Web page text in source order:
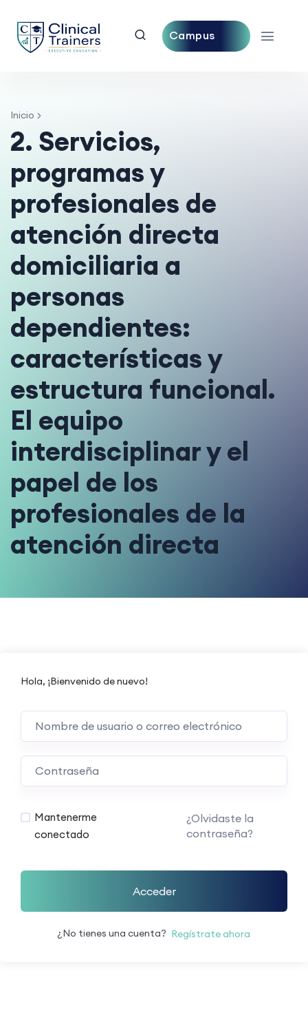
Campus
Inicio
2. Servicios,
programas y
profesionales de
atención directa
domiciliaria a
personas
dependientes:
características y
estructura funcional.
El equipo
interdisciplinar y el
papel de los
profesionales de la
atención directa
Hola, ¡Bienvenido de nuevo!
Mantenerme
conectado
¿Olvidaste la
contraseña?
Acceder
¿No tienes una cuenta? Regístrate ahora